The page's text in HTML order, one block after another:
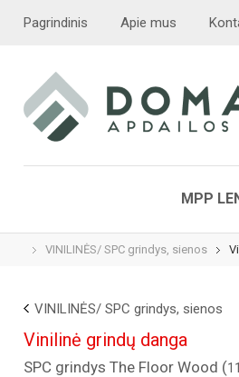
Pagrindinis Apie mus
MPP
VINILINĖS/ SPC grindys, sienos
VINILINĖS/ SPC grindys, sienos
Vinilinė grindų danga
SPC grindys The Floor Wood (11